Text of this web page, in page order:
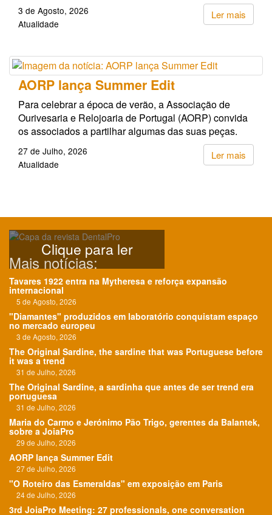
Ler mais
3 de Agosto, 2026
Atualidade
AORP lança Summer Edit
Para celebrar a época de verão, a Associação de
Ourivesaria e Relojoaria de Portugal (AORP) convida
os associados a partilhar algumas das suas peças.
Ler mais
27 de Julho, 2026
Atualidade
Clique para ler
Mais notícias:
Tavares 1922 entra na Mytheresa e reforça expansão
internacional
5 de Agosto, 2026
"Diamantes" produzidos em laboratório conquistam espaço
no mercado europeu
3 de Agosto, 2026
The Original Sardine, the sardine that was Portuguese before
it was a trend
31 de Julho, 2026
The Original Sardine, a sardinha que antes de ser trend era
portuguesa
31 de Julho, 2026
Maria do Carmo e Jerónimo Pão Trigo, gerentes da Balantek,
sobre a JoiaPro
29 de Julho, 2026
AORP lança Summer Edit
27 de Julho, 2026
"O Roteiro das Esmeraldas" em exposição em Paris
24 de Julho, 2026
3rd JoiaPro Meeting: 27 professionals, one conversation